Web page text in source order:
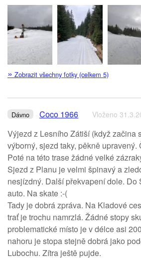
» Zobrazit všechny fotky (celkem 5)
Dávno Coco 1966 Vloženo
Výjezd z Lesního Zátiší (když začina
výborný, sjezd taky, pěkně upravený.
Poté na této trase žádné velké
Sjezd z Planu je velmi špinavý a
nesjízdný. Další překvapení dole. Do
auto. Na skate :-(
Tady je dobrá zpráva. Na Kladové
trať je trochu namrzlá. Žádné stopy
problematické místo je v délce asi
nahoru je stopa stejně dobrá jako
Lubochu. Zítra ještě pujde.